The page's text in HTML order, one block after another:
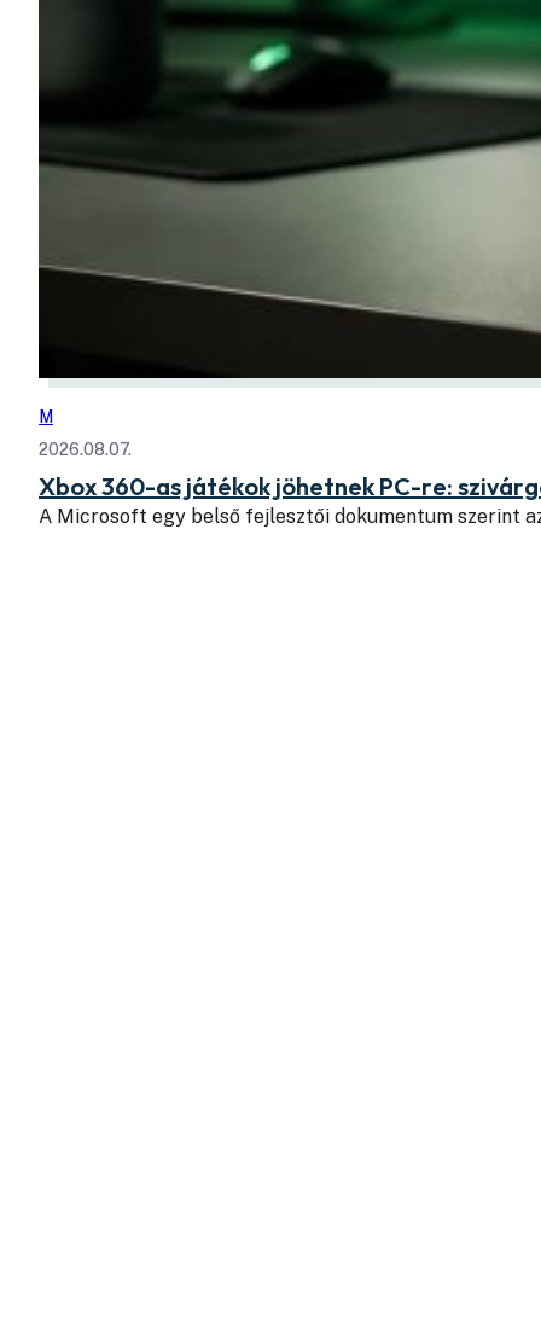
M
2026.08.07.
Xbox 360-as játékok jöhetnek PC-re:
A Microsoft egy belső fejlesztői dokumentum szerint